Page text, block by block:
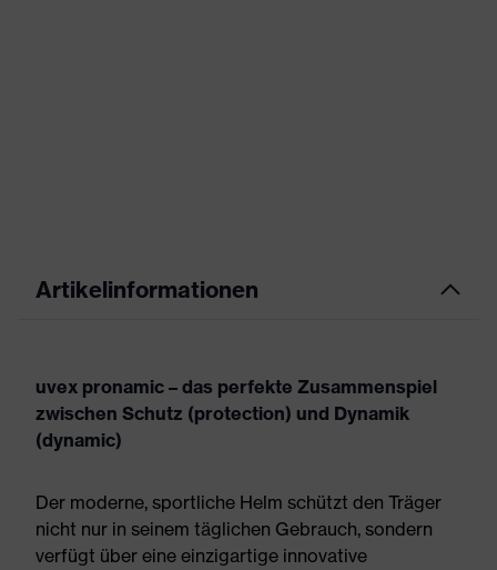
Artikelinformationen
uvex pronamic – das perfekte Zusammenspiel
zwischen Schutz (protection) und Dynamik
(dynamic)
Der moderne, sportliche Helm schützt den Träger
nicht nur in seinem täglichen Gebrauch, sondern
verfügt über eine einzigartige innovative